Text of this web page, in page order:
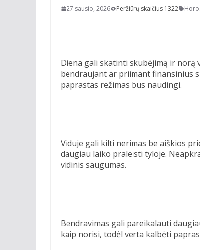
27 sausio, 2026 Peržiūrų skaičius 1322
Diena gali skatinti skubėjimą ir norą
bendraujant ar priimant finansinius
paprastas režimas bus naudingi.
Viduje gali kilti nerimas be aiškios
daugiau laiko praleisti tyloje.
vidinis saugumas.
Bendravimas gali pareikalauti
kaip norisi, todėl verta kalbėti